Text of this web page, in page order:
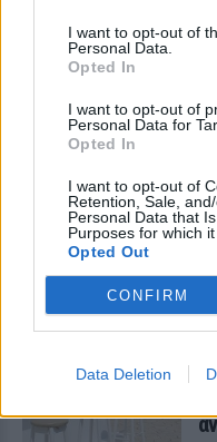
I want to opt-out of
Personal Data.
Opted In
I want to opt-out of
Personal Data for
Opted In
I want to opt-out of
Retention, Sale,
Personal Data that
Purposes for which it
Opted Out
CONFIRM
Data Deletion